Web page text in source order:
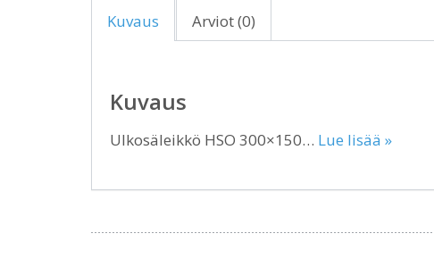
Kuvaus Arviot (0)
Kuvaus
Ulkosäleikkö HSO 300×150… Lue lisää »